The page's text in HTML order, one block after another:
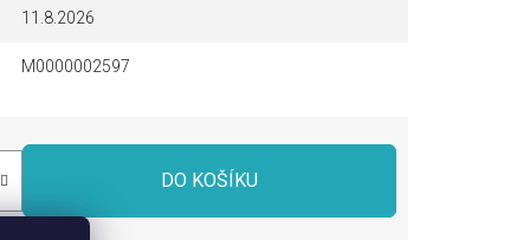
11.8.2026
M0000002597
DO KOŠÍKU